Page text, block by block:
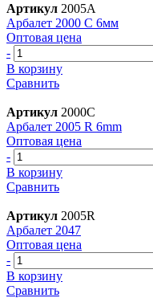
Артикул 2005А
Арбалет 2000 С 6мм
Оптовая цена
-
В корзину
Сравнить
Артикул 2000C
Арбалет 2005 R 6mm
Оптовая цена
-
В корзину
Сравнить
Артикул 2005R
Арбалет 2047
Оптовая цена
-
В корзину
Сравнить